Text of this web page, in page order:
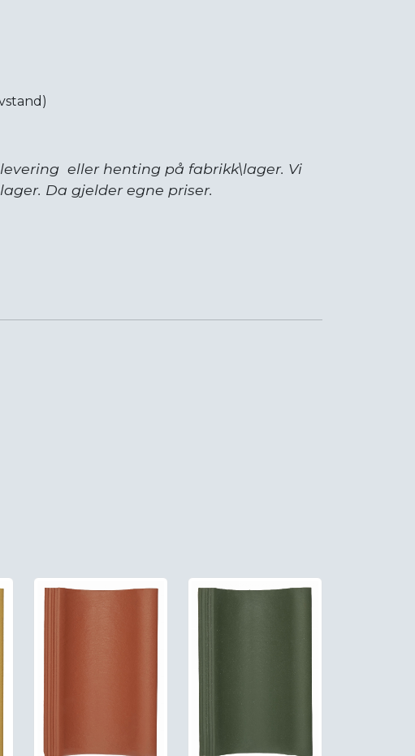
eller henting på fabrikk\lager. Vi
Da gjelder egne priser.